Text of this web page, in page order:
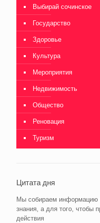
Выбирай сочинское
Государство
Здоровье
Культура
Мероприятия
Недвижимость
Общество
Реновация
Туризм
Цитата дня
Мы собираем информацию
знания, а для того, чтобы
действия